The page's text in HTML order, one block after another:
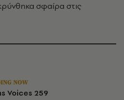
σφαίρα στις
NOW
Voices 259